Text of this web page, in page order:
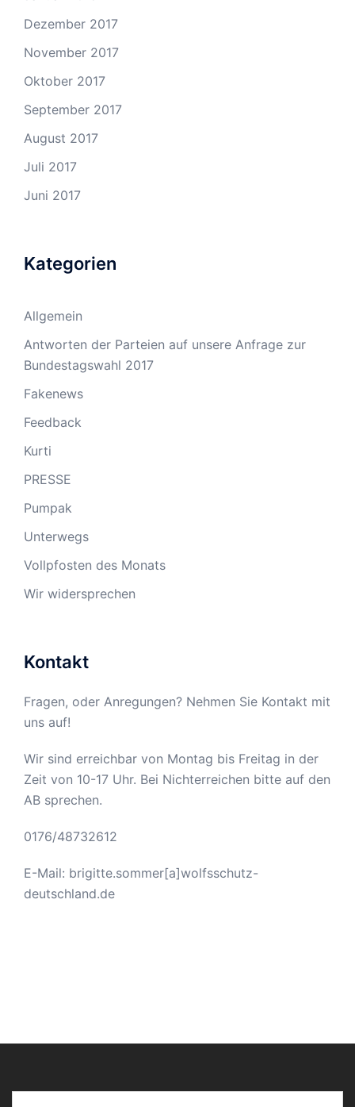
Dezember 2017
November 2017
Oktober 2017
September 2017
August 2017
Juli 2017
Juni 2017
Kategorien
Allgemein
Antworten der Parteien auf unsere Anfrage zur
Bundestagswahl 2017
Fakenews
Feedback
Kurti
PRESSE
Pumpak
Unterwegs
Vollpfosten des Monats
Wir widersprechen
Kontakt
Fragen, oder Anregungen? Nehmen Sie Kontakt mit
uns auf!
Wir sind erreichbar von Montag bis Freitag in der
Zeit von 10-17 Uhr. Bei Nichterreichen bitte auf den
AB sprechen.
0176/48732612
E-Mail: brigitte.sommer[a]wolfsschutz-
deutschland.de
Gib deine E-Mail-Adresse ein ...